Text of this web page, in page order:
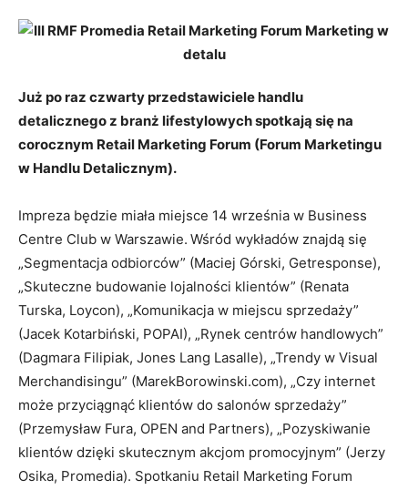
Już po raz czwarty przedstawiciele handlu
detalicznego z branż lifestylowych spotkają się na
corocznym Retail Marketing Forum (Forum Marketingu
w Handlu Detalicznym).
Impreza będzie miała miejsce 14 września w Business
Centre Club w Warszawie. Wśród wykładów znajdą się
„Segmentacja odbiorców” (Maciej Górski, Getresponse),
„Skuteczne budowanie lojalności klientów” (Renata
Turska, Loycon), „Komunikacja w miejscu sprzedaży”
(Jacek Kotarbiński, POPAI), „Rynek centrów handlowych”
(Dagmara Filipiak, Jones Lang Lasalle), „Trendy w Visual
Merchandisingu” (MarekBorowinski.com), „Czy internet
może przyciągnąć klientów do salonów sprzedaży”
(Przemysław Fura, OPEN and Partners), „Pozyskiwanie
klientów dzięki skutecznym akcjom promocyjnym” (Jerzy
Osika, Promedia). Spotkaniu Retail Marketing Forum